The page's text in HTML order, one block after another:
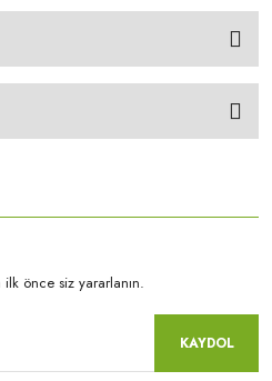
önce siz yararlanın.
KAYDOL